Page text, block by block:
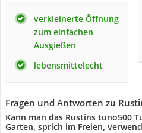
verkleinerte Öffnung
zum einfachen
Ausgießen
lebensmittelecht
Fragen und Antworten zu
Kann man das Rustins tuno500
Garten, sprich im Freien,